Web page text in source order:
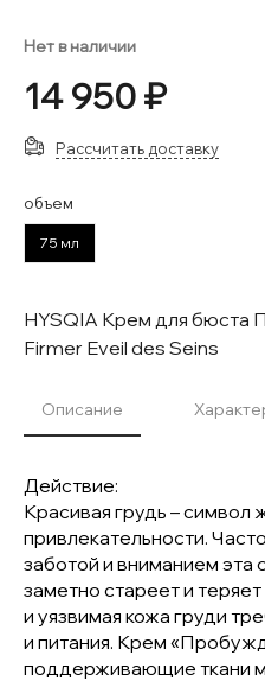
Нет в наличии
14 950 ₽
Рассчитать доставку
объем
75 мл
HYSQIA Крем для бюста
Firmer Eveil des Seins
Описание
Действие:
Красивая грудь – символ
привлекательности.
заботой и вниманием эта
заметно стареет и
и уязвимая кожа груди
и питания. Крем
поддерживающие ткани